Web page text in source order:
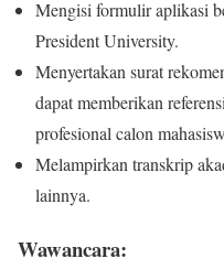
Mengisi formulir aplikasi
President University.
Menyertakan surat
dapat memberikan
profesional calon
Melampirkan transkrip
lainnya.
Wawancara: